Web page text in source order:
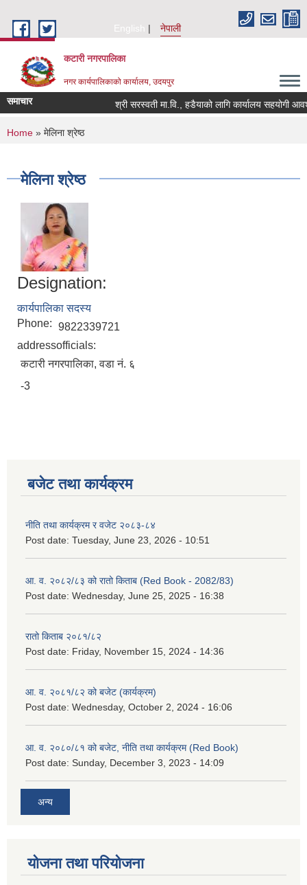
English
नेपाली
कटारी नगरपालिका
नगर कार्यपालिकाको कार्यालय, उदयपुर
समाचार श्री सरस्वती मा.वि., हडैयाको लागि कार्यालय सहयोगी
You are here
Home » मेलिना श्रेष्ठ
मेलिना श्रेष्ठ
Designation:
कार्यपालिका सदस्य
Phone: 9822339721
addressofficials:
कटारी नगरपालिका, वडा नं. ६
-3
बजेट तथा कार्यक्रम
नीति तथा कार्यक्रम र वजेट २०८३-८४
Post date: Tuesday, June 23, 2026 - 10:51
आ. व. २०८२/८३ को रातो किताब (Red Book - 2082/83)
Post date: Wednesday, June 25, 2025 - 16:38
रातो किताब २०८१/८२
Post date: Friday, November 15, 2024 - 14:36
आ. व. २०८१/८२ को बजेट (कार्यक्रम)
Post date: Wednesday, October 2, 2024 - 16:06
आ. व. २०८०/८१ को बजेट, नीति तथा कार्यक्रम (Red Book)
Post date: Sunday, December 3, 2023 - 14:09
अन्य
योजना तथा परियोजना